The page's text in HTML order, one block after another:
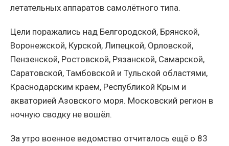
летательных аппаратов самолётного типа.
Цели поражались над Белгородской, Брянской,
Воронежской, Курской, Липецкой, Орловской,
Пензенской, Ростовской, Рязанской, Самарской,
Саратовской, Тамбовской и Тульской областями,
Краснодарским краем, Республикой Крым и
акваторией Азовского моря. Московский регион в
ночную сводку не вошёл.
За утро военное ведомство отчиталось ещё о 83